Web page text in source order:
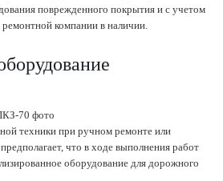
поврежденного покрытия и с учетом
компании в наличии.
техники при ручном ремонте или
что в ходе выполнения работ
оборудование для дорожного